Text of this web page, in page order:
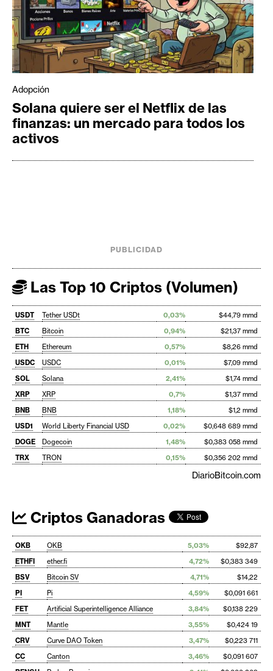
Adopción
Solana quiere ser el Netflix de las
finanzas: un mercado para todos los
activos
PUBLICIDAD
Las Top 10 Criptos (Volumen)
USDT Tether USDt 0,03%
$44,79 mmd
BTC
Bitcoin 0,94%
$21,37 mmd
ETH
Ethereum 0,57%
$8,26 mmd
USDC
USDC 0,01%
$7,09 mmd
SOL
Solana 2,41%
$1,74 mmd
XRP
XRP 0,7%
$1,37 mmd
BNB
BNB 1,18%
$1,2 mmd
USD1
World Liberty Financial USD 0,02%
$0,648 689 mmd
DOGE
Dogecoin 1,48%
$0,383 058 mmd
TRX
TRON 0,15% $0,356 202 mmd
DiarioBitcoin.com
Criptos Ganadoras
OKB OKB 5,03%
$92,87
ETHFI
ether.fi 4,72%
$0,383 349
BSV
Bitcoin SV 4,71%
$14,22
PI
Pi 4,59%
$0,091 661
FET
Artificial Superintelligence Alliance 3,84%
$0,138 229
MNT
Mantle 3,55%
$0,424 19
CRV
Curve DAO Token 3,47%
$0,223 711
CC
Canton 3,46%
$0,091 607